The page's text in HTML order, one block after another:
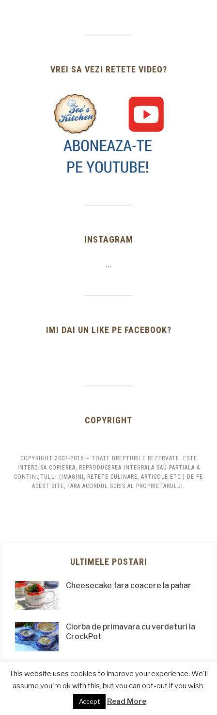
VREI SA VEZI RETETE VIDEO?
INSTAGRAM
…
IMI DAI UN LIKE PE FACEBOOK?
COPYRIGHT
COPYRIGHT 2007-2016 ~ TOATE DREPTURILE REZERVATE. ESTE
INTERZISA COPIEREA, REPRODUCEREA INTEGRALA SAU PARTIALA A
CONTINUTULUI (IMAGINI, RETETE CULINARE, ARTICOLE ETC.) DE PE
ACEST SITE, FARA ACORDUL SCRIS AL PROPRIETARULUI.
ULTIMELE POSTARI
Cheesecake fara coacere la pahar
Ciorba de primavara cu verdeturi la
CrockPot
cu faina care creste singura
Frigarui de berbecut la airfryer
This website uses cookies to improve your experience. We'll
assume you're ok with this, but you can opt-out if you wish.
Accept Read More